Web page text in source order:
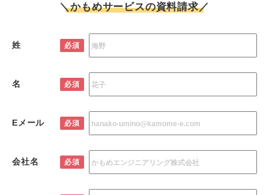
＼かもめサービスの資料請求／
姓 必須
名 必須
Eメール 必須
会社名 必須